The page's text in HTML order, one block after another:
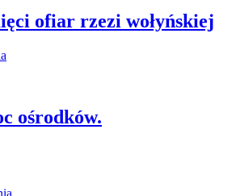
ofiar rzezi wołyńskiej
ośrodków.